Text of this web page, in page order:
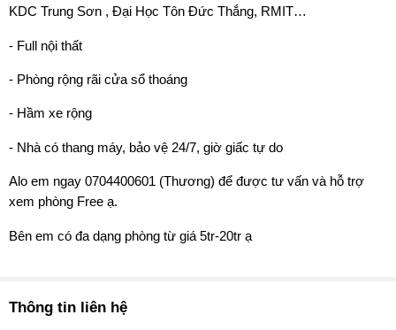
KDC Trung Sơn , Đại Học Tôn Đức Thắng, RMIT…
- Full nội thất
- Phòng rộng rãi cửa sổ thoáng
- Hầm xe rộng
- Nhà có thang máy, bảo vệ 24/7, giờ giấc tự do
️Alo em ngay 0704400601 (Thương) để được tư vấn và hỗ trợ
xem phòng Free ạ.
Bên em có đa dạng phòng từ giá 5tr-20tr ạ
Thông tin liên hệ